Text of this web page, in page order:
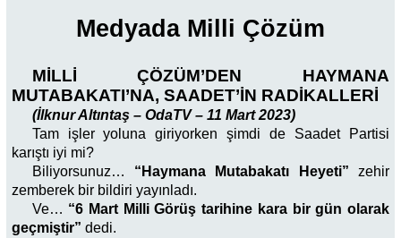
Medyada Milli Çözüm
MİLLİ ÇÖZÜM’DEN HAYMANA
MUTABAKATI’NA, SAADET’İN RADİKALLERİ
(İlknur Altıntaş – OdaTV – 11 Mart 2023)
Tam işler yoluna giriyorken şimdi de Saadet Partisi
karıştı iyi mi?
Biliyorsunuz… “Haymana Mutabakatı Heyeti” zehir
zemberek bir bildiri yayınladı.
Ve… “6 Mart Milli Görüş tarihine kara bir gün olarak
geçmiştir” dedi.